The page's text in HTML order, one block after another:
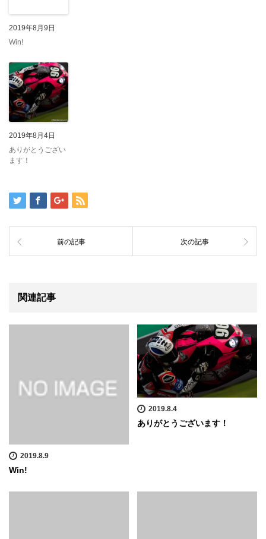
2019年8月9日
Win!
2019年8月4日
ありがとうござい
ます！
前の記事 次の記事
関連記事
2019.8.9
Win!
2019.8.4
ありがとうございます！